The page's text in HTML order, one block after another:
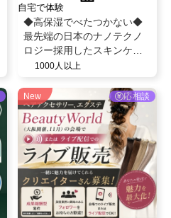
自宅で体験
◆高保湿でべたつかない◆
最先端の日本のナノテクノ
ロジー採用したスキンケア/
最大8つのフリー処方
アルセット5日分】
1000人以上
New 応相談